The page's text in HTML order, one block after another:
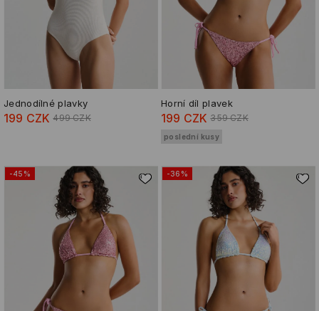
Jednodílné plavky
199 CZK 499 CZK
Horní díl plavek
199 CZK 359 CZK
poslední kusy
-45% -36%